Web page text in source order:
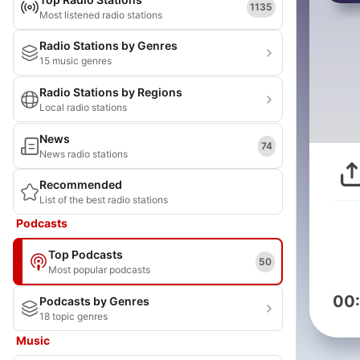
Most listened radio stations
1135
Radio Stations by Genres
15 music genres
Radio Stations by Regions
Local radio stations
News
News radio stations
74
Recommended
List of the best radio stations
Podcasts
Top Podcasts
Most popular podcasts
50
Podcasts by Genres
18 topic genres
Music